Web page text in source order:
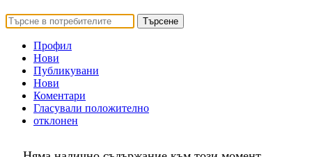
Търсене
Профил
Нови
Публикувани
Нови
Коментари
Гласували положително
отклонен